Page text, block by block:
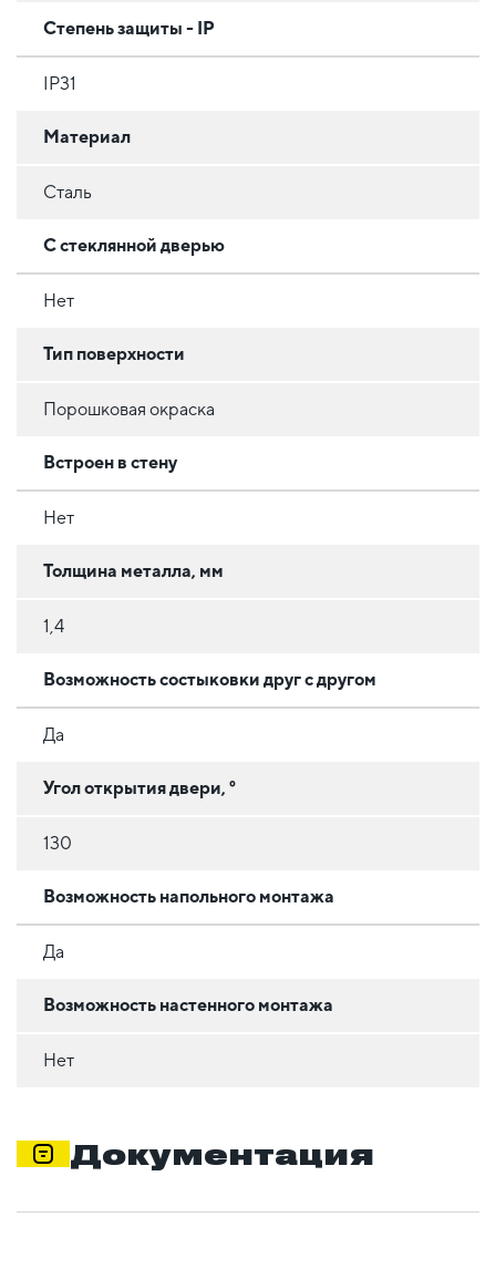
Степень защиты - IP
IP31
Материал
Сталь
С стеклянной дверью
Нет
Тип поверхности
Порошковая окраска
Встроен в стену
Нет
Толщина металла, мм
1,4
Возможность состыковки друг с другом
Да
Угол открытия двери, °
130
Возможность напольного монтажа
Да
Возможность настенного монтажа
Нет
Документация